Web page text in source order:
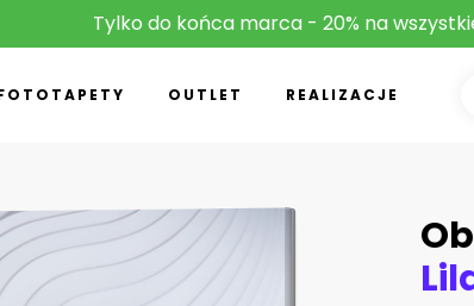
Tylko do końca marca - 20% na
OUTLET REALIZACJE